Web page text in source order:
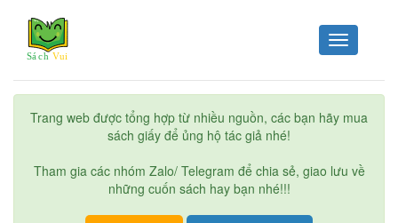
Toggle
navigation
Trang web được tổng hợp từ nhiều nguồn, các bạn hãy mua
sách giấy để ủng hộ tác giả nhé!
Tham gia các nhóm Zalo/ Telegram để chia sẻ, giao lưu về
những cuốn sách hay bạn nhé!!!